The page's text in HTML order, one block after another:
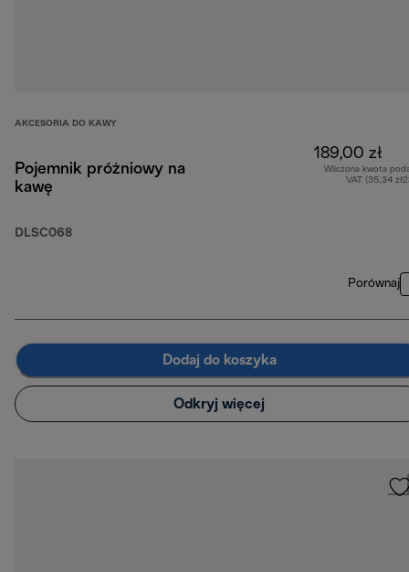
AKCESORIA DO KAWY
Pojemnik próżniowy na
kawę
DLSC068
189,00 zł
Wliczona kwota
VAT (35,34
Porównaj
Dodaj do koszyka
Odkryj więcej